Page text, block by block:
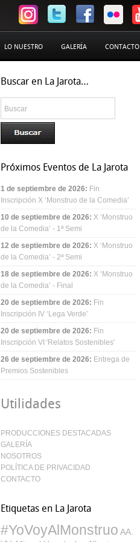
LO NUESTRO GALERÍA CONTACTO
Buscar en La Jarota…
Próximos Eventos de La Jarota
1 de septiembre de 2026: Fin
Inscripción X ‘Monstruo de la Comedia’
10 de septiembre de 2026: X ‘Monstruo
de la Comedia’ - 1ª Semi
12 de septiembre de 2026: X ‘Monstruo
de la Comedia’ - 2ª Semi
18 de septiembre de 2026: X ‘Monstruo
de la Comedia’ - Final
20 de septiembre de 2026: Fin
Inscripción IV ‘Lega Verde’
20 de septiembre de 2026: Fin
Inscripción VI 'Relatos Sostenibles'
26 de septiembre de 2026: Entrega de
Premios Sostenibles
Utilidades
PRODUCCIONES DESTACADAS
GALERÍA
NOSOTROS
POLÍTICA DE PRIVACIDAD
CONTACTO
Etiquetas en La Jarota
#YoVoyAlMonstruo AA.